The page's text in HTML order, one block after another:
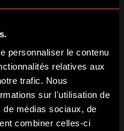
personnaliser le contenu
relatives aux
trafic. Nous
sur l'utilisation de
médias sociaux, de
combiner celles-ci
INDICES
vous devez
résoudre une